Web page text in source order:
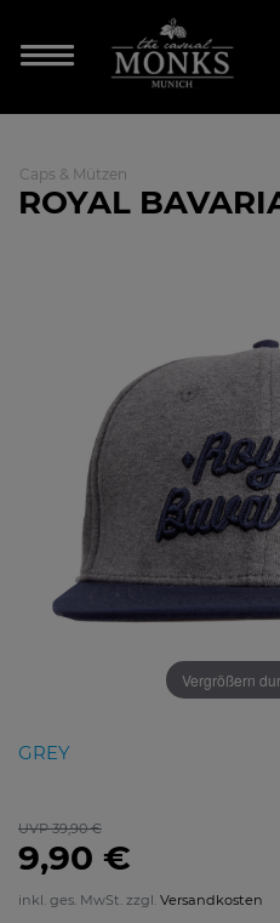
Caps & Mützen
ROYAL
Vergrößern
GREY
UVP 39,90 €
9,90 €
inkl. ges. MwSt. zzgl. Versandkosten